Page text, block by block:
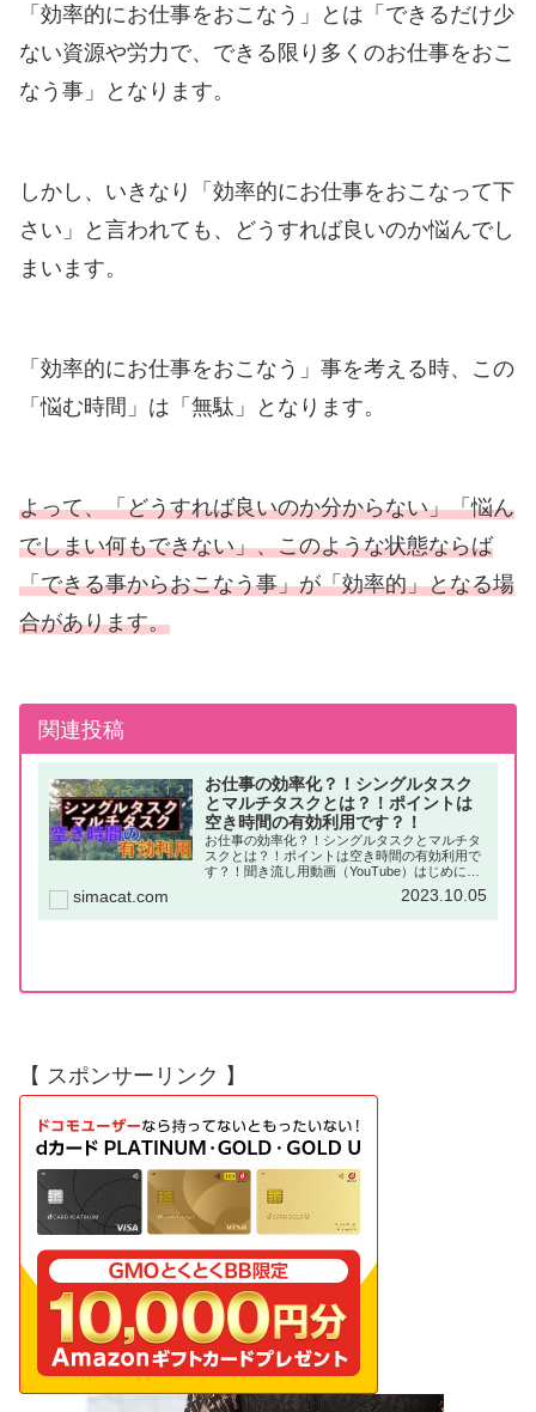
「効率的にお仕事をおこなう」とは「できるだけ少
ない資源や労力で、できる限り多くのお仕事をおこ
なう事」となります。
しかし、いきなり「効率的にお仕事をおこなって下
さい」と言われても、どうすれば良いのか悩んでし
まいます。
「効率的にお仕事をおこなう」事を考える時、この
「悩む時間」は「無駄」となります。
よって、「どうすれば良いのか分からない」「悩ん
でしまい何もできない」、このような状態ならば
「できる事からおこなう事」が「効率的」となる場
合があります。
関連投稿
お仕事の効率化？！シングルタスク
とマルチタスクとは？！ポイントは
空き時間の有効利用です？！
お仕事の効率化？！シングルタスクとマルチタ
スクとは？！ポイントは空き時間の有効利用で
す？！聞き流し用動画（YouTube）はじめに
「シングルタスク」と「マルチタスク」という
言葉を耳にした事はないでしょうか？パソコン
などのコンピュターに詳しい...
simacat.com 2023.10.05
【 スポンサーリンク 】